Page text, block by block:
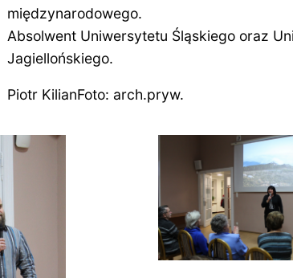
międzynarodowego.
Absolwent Uniwersytetu Śląskiego oraz
Jagiellońskiego.
Piotr KilianFoto: arch.pryw.